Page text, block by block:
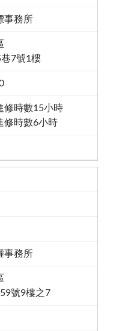
事務所
7號1樓
修時數15小時
修時數6小時
事務所
號9樓之7